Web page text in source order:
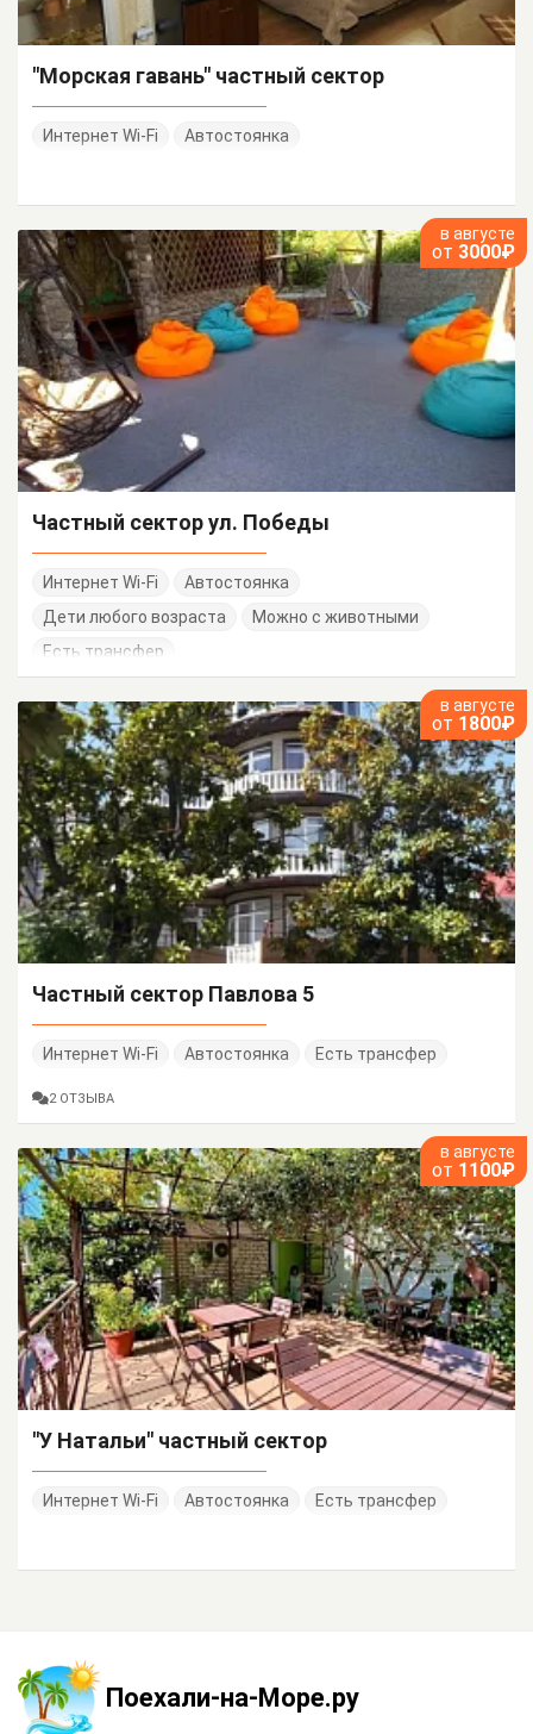
"Морская гавань" частный сектор
Интернет Wi-Fi Автостоянка
в августе
от 3000₽
Частный сектор ул. Победы
Интернет Wi-Fi
Автостоянка
Дети любого возраста
Можно с животными
Есть трансфер
в августе
от 1800₽
Частный сектор Павлова 5
Интернет Wi-Fi Автостоянка Есть трансфер
2 ОТЗЫВА
в августе
от 1100₽
"У Натальи" частный сектор
Интернет Wi-Fi Автостоянка Есть трансфер
Поехали-на-Море.ру